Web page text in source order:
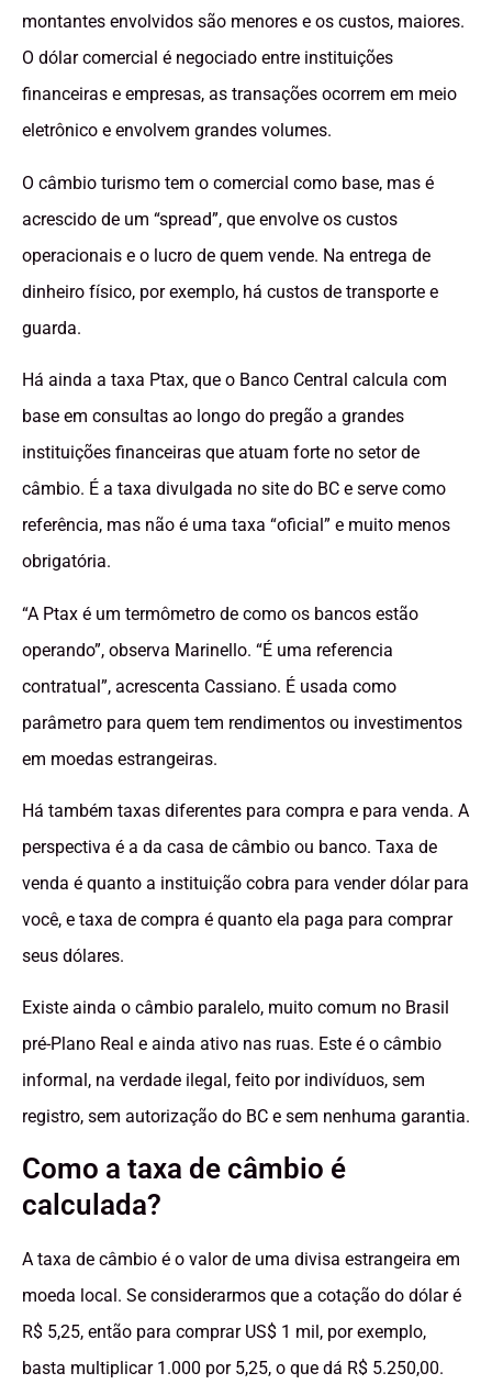
montantes envolvidos são menores e os custos, maiores.
O dólar comercial é negociado entre instituições
financeiras e empresas, as transações ocorrem em meio
eletrônico e envolvem grandes volumes.
O câmbio turismo tem o comercial como base, mas é
acrescido de um “spread”, que envolve os custos
operacionais e o lucro de quem vende. Na entrega de
dinheiro físico, por exemplo, há custos de transporte e
guarda.
Há ainda a taxa Ptax, que o Banco Central calcula com
base em consultas ao longo do pregão a grandes
instituições financeiras que atuam forte no setor de
câmbio. É a taxa divulgada no site do BC e serve como
referência, mas não é uma taxa “oficial” e muito menos
obrigatória.
“A Ptax é um termômetro de como os bancos estão
operando”, observa Marinello. “É uma referencia
contratual”, acrescenta Cassiano. É usada como
parâmetro para quem tem rendimentos ou investimentos
em moedas estrangeiras.
Há também taxas diferentes para compra e para venda. A
perspectiva é a da casa de câmbio ou banco. Taxa de
venda é quanto a instituição cobra para vender dólar para
você, e taxa de compra é quanto ela paga para comprar
seus dólares.
Existe ainda o câmbio paralelo, muito comum no Brasil
pré-Plano Real e ainda ativo nas ruas. Este é o câmbio
informal, na verdade ilegal, feito por indivíduos, sem
registro, sem autorização do BC e sem nenhuma garantia.
Como a taxa de câmbio é
calculada?
A taxa de câmbio é o valor de uma divisa estrangeira em
moeda local. Se considerarmos que a cotação do dólar é
R$ 5,25, então para comprar US$ 1 mil, por exemplo,
basta multiplicar 1.000 por 5,25, o que dá R$ 5.250,00.